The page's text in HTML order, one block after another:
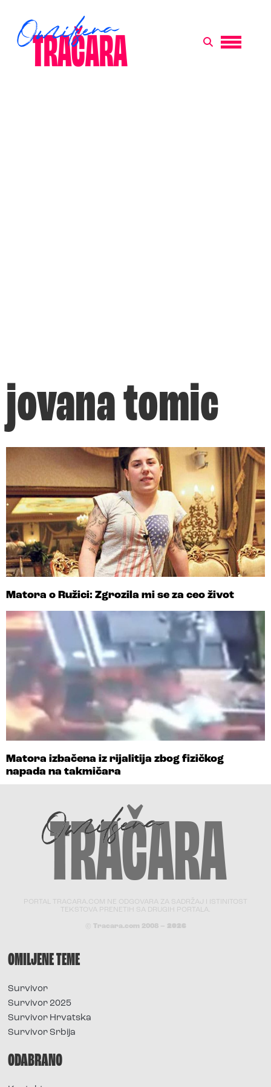
jovana tomic
Matora o Ružici: Zgrozila mi se za ceo život
Matora izbačena iz rijalitija zbog fizičkog
napada na takmičara
PORTAL TRACARA.COM NE ODGOVARA ZA SADRŽAJ I ISTINITOST
TEKSTOVA PRENETIH SA DRUGIH PORTALA.
© Tracara.com 2008 – 2026
OMILJENE TEME
Survivor
Survivor 2025
Survivor Hrvatska
Survivor Srbija
ODABRANO